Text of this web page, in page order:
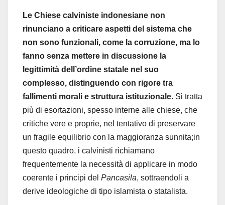
Le Chiese calviniste indonesiane non
rinunciano a criticare aspetti del sistema che
non sono funzionali, come la corruzione, ma lo
fanno senza mettere in discussione la
legittimità dell’ordine statale nel suo
complesso, distinguendo con rigore tra
fallimenti morali e struttura istituzionale. Si tratta
più di esortazioni, spesso interne alle chiese, che
critiche vere e proprie, nel tentativo di preservare
un fragile equilibrio con la maggioranza sunnita;in
questo quadro, i calvinisti richiamano
frequentemente la necessità di applicare in modo
coerente i principi del Pancasila, sottraendoli a
derive ideologiche di tipo islamista o statalista.